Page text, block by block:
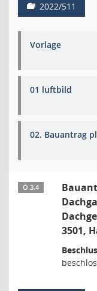
2022/511
Vorlage
01 luftbild
02. Bauantrag
Ö 3.4
3501,